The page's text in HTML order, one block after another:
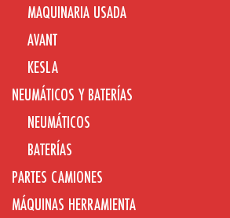
MAQUINARIA USADA
AVANT
KESLA
NEUMÁTICOS Y BATERÍAS
NEUMÁTICOS
BATERÍAS
PARTES CAMIONES
MÁQUINAS HERRAMIENTA